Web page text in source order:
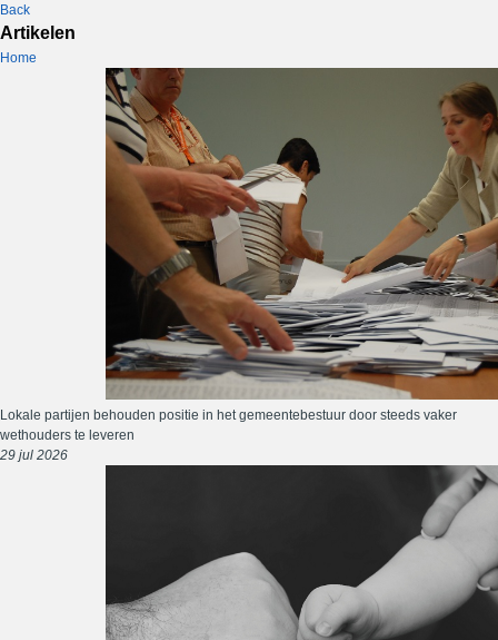
Back
Artikelen
Home
Lokale partijen behouden positie in het gemeentebestuur door steeds vaker
wethouders te leveren
29 jul 2026